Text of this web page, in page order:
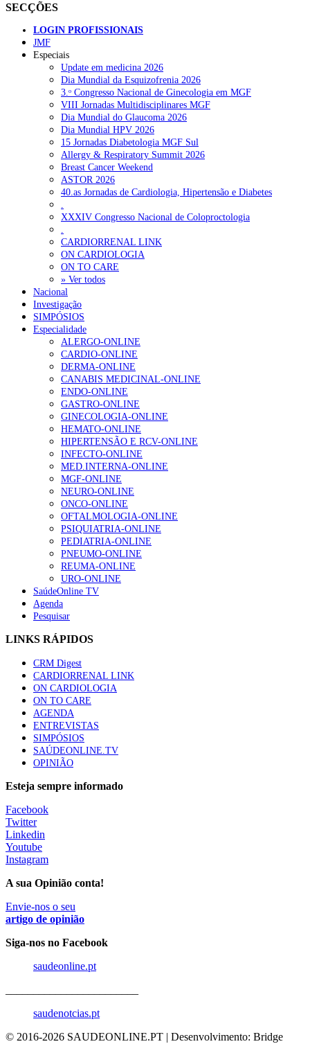
SECÇÕES
LOGIN PROFISSIONAIS
JMF
Especiais
Update em medicina 2026
Dia Mundial da Esquizofrenia 2026
3.ᵒ Congresso Nacional de Ginecologia em MGF
VIII Jornadas Multidisciplinares MGF
Dia Mundial do Glaucoma 2026
Dia Mundial HPV 2026
15 Jornadas Diabetologia MGF Sul
Allergy & Respiratory Summit 2026
Breast Cancer Weekend
ASTOR 2026
40.as Jornadas de Cardiologia, Hipertensão e Diabetes
XXXIV Congresso Nacional de Coloproctologia
CARDIORRENAL LINK
ON CARDIOLOGIA
ON TO CARE
» Ver todos
Nacional
Investigação
SIMPÓSIOS
Especialidade
ALERGO-ONLINE
CARDIO-ONLINE
DERMA-ONLINE
CANABIS MEDICINAL-ONLINE
ENDO-ONLINE
GASTRO-ONLINE
GINECOLOGIA-ONLINE
HEMATO-ONLINE
HIPERTENSÃO E RCV-ONLINE
INFECTO-ONLINE
MED.INTERNA-ONLINE
MGF-ONLINE
NEURO-ONLINE
ONCO-ONLINE
OFTALMOLOGIA-ONLINE
PSIQUIATRIA-ONLINE
PEDIATRIA-ONLINE
PNEUMO-ONLINE
REUMA-ONLINE
URO-ONLINE
SaúdeOnline TV
Agenda
Pesquisar
LINKS RÁPIDOS
CRM Digest
CARDIORRENAL LINK
ON CARDIOLOGIA
ON TO CARE
AGENDA
ENTREVISTAS
SIMPÓSIOS
SAÚDEONLINE.TV
OPINIÃO
Esteja sempre informado
Facebook
Twitter
Linkedin
Youtube
Instagram
A sua Opinião conta!
Envie-nos o seu
artigo de opinião
Siga-nos no Facebook
saudeonline.pt
saudenotcias.pt
© 2016-2026 SAUDEONLINE.PT | Desenvolvimento: Bridge